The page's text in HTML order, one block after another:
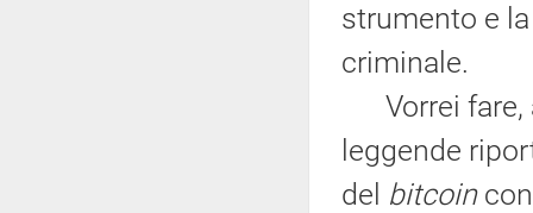
strumento e
criminale.
Vorrei fare,
leggende
del bitcoincon